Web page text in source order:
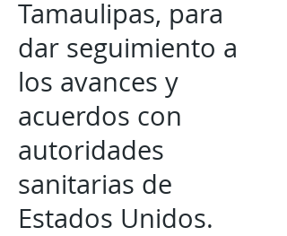
Tamaulipas, para
dar seguimiento a
los avances y
acuerdos con
autoridades
sanitarias de
Estados Unidos.